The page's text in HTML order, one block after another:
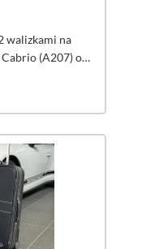
walizkami na
Cabrio (A207) o